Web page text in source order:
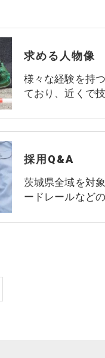
求める人物像
様々な経験を持
ており、近くで
採用Q&A
茨城県全域を対
ードレールなど